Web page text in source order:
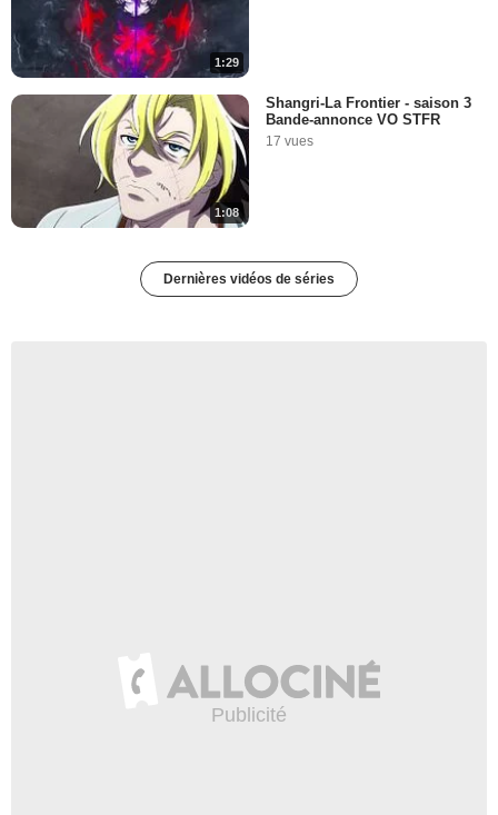
1:29
1:08
Shangri-La Frontier - saison 3
Bande-annonce VO STFR
17 vues
Dernières vidéos de séries